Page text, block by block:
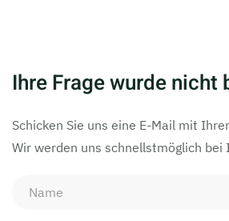
Ihre Frage wurde nicht
Schicken Sie uns eine E-Mail mit
Wir werden uns schnellstmöglich bei